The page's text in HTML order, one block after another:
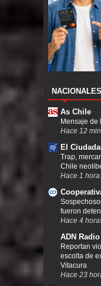
NACIONALES
As Chile
Mensaje de
Hace 12
El
Trap,
Chile
Hace 1 hora.
fueron
Hace 4
ADN Radio
Reportan
escolta de
Vitacura
Hace 23